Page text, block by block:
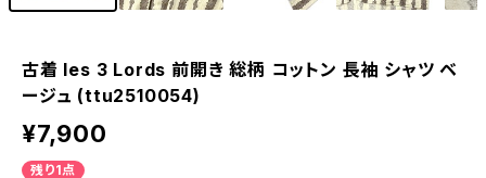
古着 les 3 Lords 前開き 総柄 コットン 長袖 シャツ ベ
ージュ (ttu2510054)
¥7,900
残り1点